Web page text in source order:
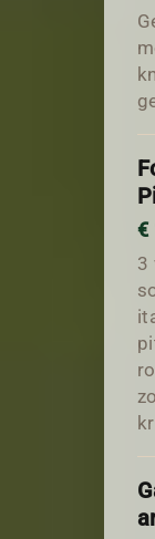
€
3